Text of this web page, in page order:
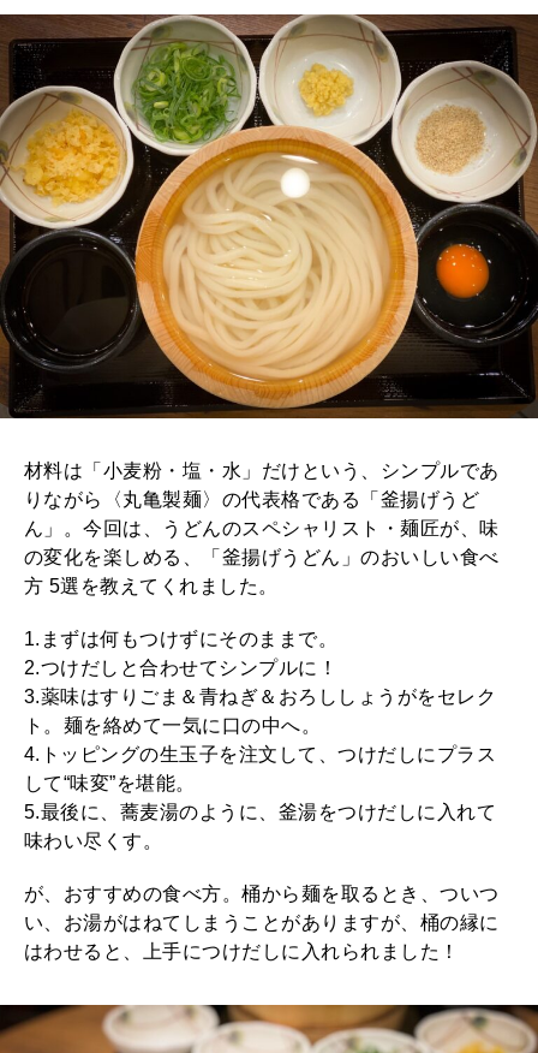
2026年4月号「未来をつくる、学びの教科書。」
2026年3月号「スイーツ予想図 2026」
2026年2月号「良運を掴む 新・開運術。」
2026年1月号「猫がいれば、幸せ」
2025年12月号「お酒の新常識。」
材料は「小麦粉・塩・水」だけという、シンプルであ
りながら〈丸亀製麺〉の代表格である「釜揚げうど
ん」。今回は、うどんのスペシャリスト・麺匠が、味
の変化を楽しめる、「釜揚げうどん」のおいしい食べ
方 5選を教えてくれました。
1.まずは何もつけずにそのままで。
2.つけだしと合わせてシンプルに！
3.薬味はすりごま＆青ねぎ＆おろししょうがをセレク
ト。麺を絡めて一気に口の中へ。
4.トッピングの生玉子を注文して、つけだしにプラス
して“味変”を堪能。
5.最後に、蕎麦湯のように、釜湯をつけだしに入れて
味わい尽くす。
が、おすすめの食べ方。桶から麺を取るとき、ついつ
い、お湯がはねてしまうことがありますが、桶の縁に
はわせると、上手につけだしに入れられました！